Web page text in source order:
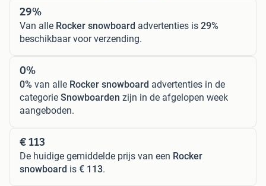
29%
Van alle Rocker snowboard advertenties is 29%
beschikbaar voor verzending.
0%
0% van alle Rocker snowboard advertenties in de
categorie Snowboarden zijn in de afgelopen week
aangeboden.
€ 113
De huidige gemiddelde prijs van een Rocker
snowboard is € 113.